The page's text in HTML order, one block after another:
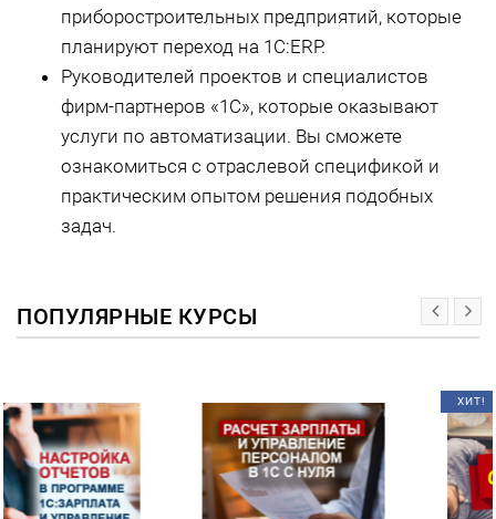
приборостроительных предприятий, которые
планируют переход на 1С:ERP.
Руководителей проектов и специалистов
фирм-партнеров «1С», которые оказывают
услуги по автоматизации. Вы сможете
ознакомиться с отраслевой спецификой и
практическим опытом решения подобных
задач.
ПОПУЛЯРНЫЕ КУРСЫ
ХИТ!